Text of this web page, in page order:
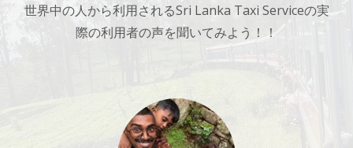
世界中の人から利用されるSri Lanka Taxi Serviceの実
際の利用者の声を聞いてみよう！！